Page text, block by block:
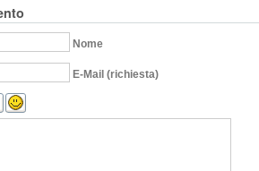
Nome
E-Mail (richiesta)